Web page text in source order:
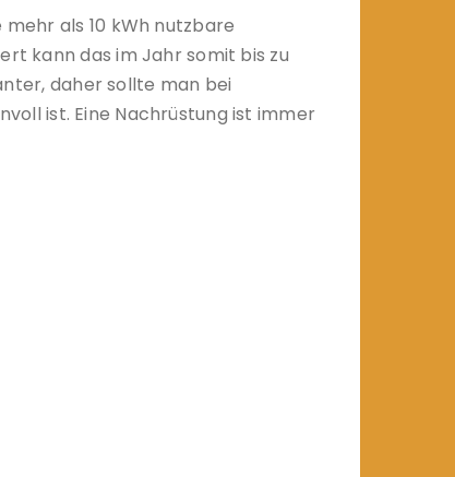
als 10 kWh nutzbare
kann das im Jahr somit bis zu
daher sollte man bei
ist. Eine Nachrüstung ist immer